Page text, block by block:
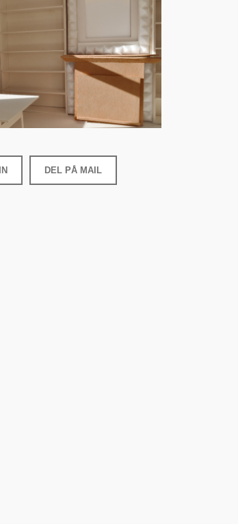
DEL PÅ MAIL